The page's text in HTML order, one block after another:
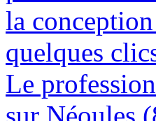
la
quelques
Le
sur Néoules